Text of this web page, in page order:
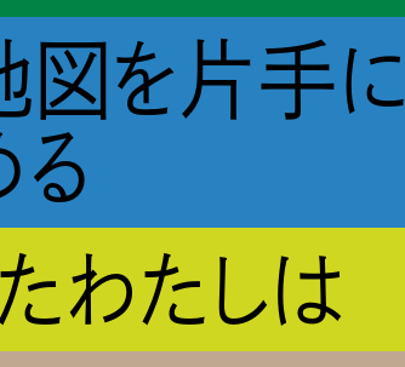
図を片手に
わたしは